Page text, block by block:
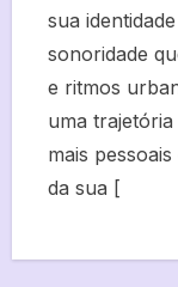
sua
sonoridade
e ritmos
uma
mais
da sua [